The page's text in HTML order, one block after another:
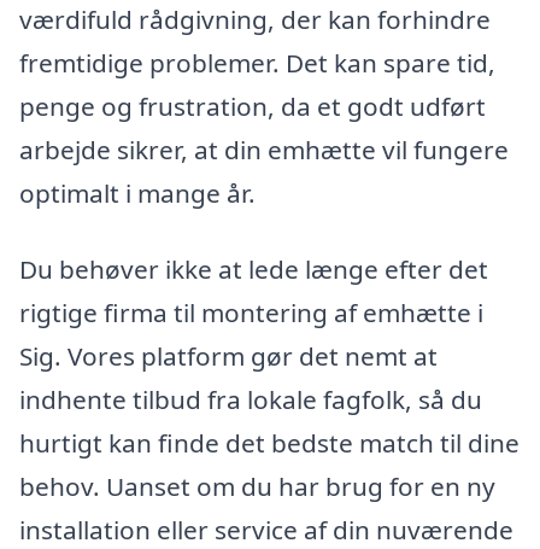
værdifuld rådgivning, der kan forhindre
fremtidige problemer. Det kan spare tid,
penge og frustration, da et godt udført
arbejde sikrer, at din emhætte vil fungere
optimalt i mange år.
Du behøver ikke at lede længe efter det
rigtige firma til montering af emhætte i
Sig. Vores platform gør det nemt at
indhente tilbud fra lokale fagfolk, så du
hurtigt kan finde det bedste match til dine
behov. Uanset om du har brug for en ny
installation eller service af din nuværende